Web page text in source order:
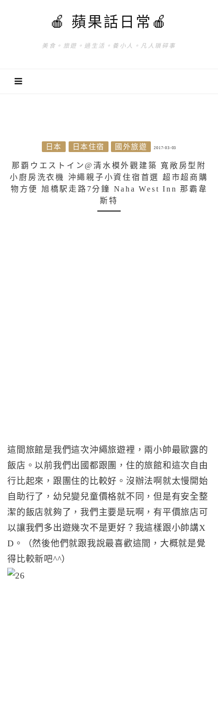
🍎 蘋果話日常🍎
美食。旅遊。過生活。養小人。凡人瑣碎事
日本 日本住宿 國外旅遊 2017-03-03
那覇ウエストイン@清水模外觀建築 寬敞房型附
小廚房洗衣機 沖繩親子小資住宿首選 超市超商購
物方便 旭橋駅走路7分鐘 Naha West Inn 那霸韋
斯特
這間旅館是我們這次沖繩旅遊裡，兩小帥最歐露的
飯店。以前我們出國都跟團，住的旅館和這次自由
行比起來，跟團住的比較好。沒辦法啊就太慢開始
自助行了，幼兒變兒童價格就不同，但是有安全整
潔的飯店就夠了，我們主要是玩啊，有平價旅店可
以讓我們多出遊幾次不是更好？我這樣跟小帥講X
D。（然後他們就跟我說最喜歡這間，大概就是覺
得比較新吧^^）